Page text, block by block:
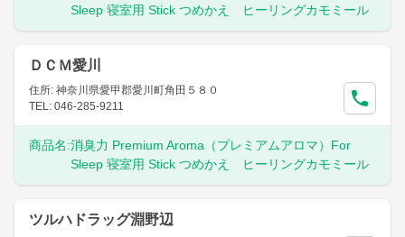
Sleep 寝室用 Stick つめかえ ヒーリングカモミール
ＤＣＭ愛川
住所: 神奈川県愛甲郡愛川町角田５８０
TEL: 046-285-9211
商品名:消臭力 Premium Aroma（プレミアムアロマ）For
Sleep 寝室用 Stick つめかえ ヒーリングカモミール
ツルハドラッグ淵野辺